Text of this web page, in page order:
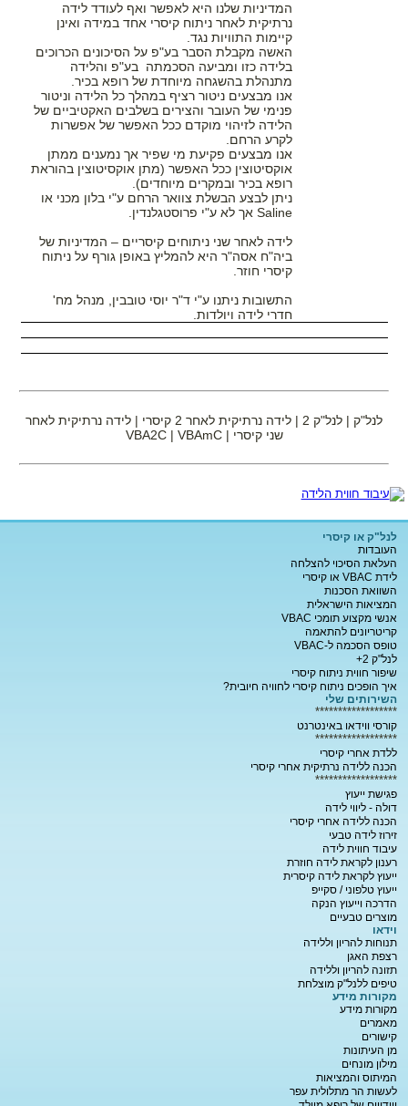
המדיניות שלנו היא לאפשר ואף לעודד לידה
נרתיקית לאחר ניתוח קיסרי אחד במידה ואינן
קיימות התוויות נגד.
האשה מקבלת הסבר בע"פ על הסיכונים הכרוכים
בלידה כזו ומביעה הסכמתה בע"פ והלידה
מתנהלת בהשגחה מיוחדת של רופא בכיר.
אנו מבצעים ניטור רציף במהלך כל הלידה וניטור
פנימי של העובר והצירים בשלבים האקטיביים של
הלידה לזיהוי מוקדם ככל האפשר של אפשרות
לקרע הרחם.
אנו מבצעים פקיעת מי שפיר אך נמענים ממתן
אוקסיטוצין ככל האפשר (מתן אוקסיטוצין בהוראת
רופא בכיר ובמקרים מיוחדים).
ניתן לבצע הבשלת צוואר הרחם ע"י בלון מכני או
Saline אך לא ע"י פרוסטגלנדין.
לידה לאחר שני ניתוחים קיסריים – המדיניות של
ביה"ח אסה"ר היא להמליץ באופן גורף על ניתוח
קיסרי חוזר.
התשובות ניתנו ע"י ד"ר יוסי טובבין, מנהל מח'
חדרי לידה ויולדות.
לנל"ק | לנל"ק 2 | לידה נרתיקית לאחר 2 קיסרי | לידה נרתיקית לאחר
שני קיסרי | VBA2C | VBAmC
לנל"ק או קיסרי
העובדות
העלאת הסיכוי להצלחה
לידת VBAC או קיסרי
השוואת הסכנות
המציאות הישראלית
אנשי מקצוע תומכי VBAC
קריטריונים להתאמה
טופס הסכמה ל-VBAC
לנל"ק 2+
שיפור חווית ניתוח קיסרי
איך הופכים ניתוח קיסרי לחוויה חיובית?
השירותים שלי
******************
קורסי ווידאו באינטרנט
******************
ללדת אחרי קיסרי
הכנה ללידה נרתיקית אחרי קיסרי
******************
פגישת ייעוץ
דולה - ליווי לידה
הכנה ללידה אחרי קיסרי
זירוז לידה טבעי
עיבוד חווית לידה
רענון לקראת לידה חוזרת
ייעוץ לקראת לידה קיסרית
ייעוץ טלפוני / סקייפ
הדרכה וייעוץ הנקה
מוצרים טבעיים
וידאו
תנוחות להריון וללידה
רצפת האגן
תזונה להריון וללידה
טיפים ללנל"ק מוצלחת
מקורות מידע
מקורות מידע
מאמרים
קישורים
מן העיתונות
מילון מונחים
המיתוס והמציאות
לעשות הר מתלולית עפר